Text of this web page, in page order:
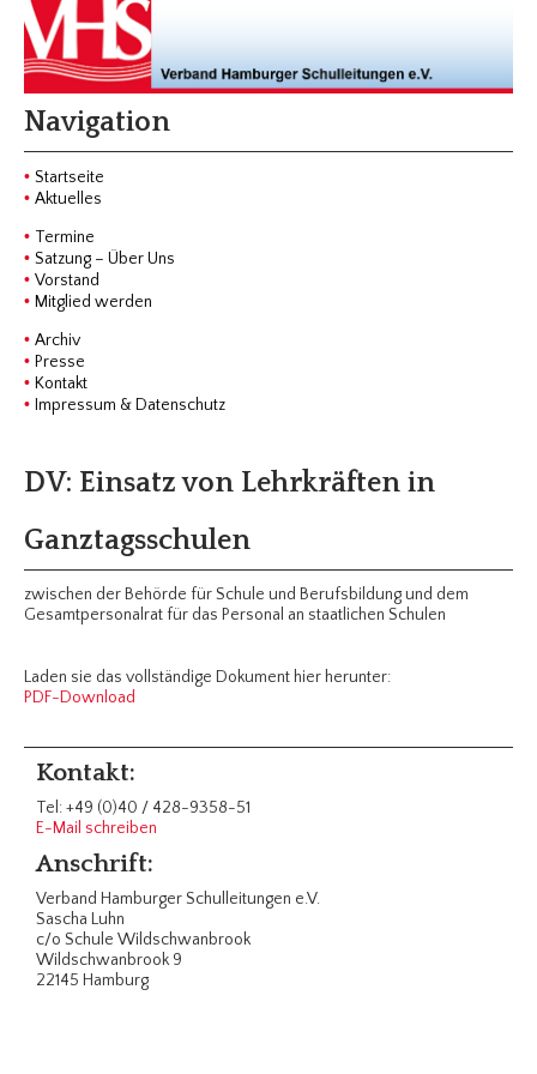
Navigation
Startseite
Aktuelles
Termine
Satzung – Über Uns
Vorstand
Mitglied werden
Archiv
Presse
Kontakt
Impressum & Datenschutz
DV: Einsatz von Lehrkräften in
Ganztagsschulen
zwischen der Behörde für Schule und Berufsbildung und dem
Gesamtpersonalrat für das Personal an staatlichen Schulen
Laden sie das vollständige Dokument hier herunter:
PDF-Download
Kontakt:
Tel: +49 (0)40 / 428-9358-51
E-Mail schreiben
Anschrift:
Verband Hamburger Schulleitungen e.V.
Sascha Luhn
c/o Schule Wildschwanbrook
Wildschwanbrook 9
22145 Hamburg